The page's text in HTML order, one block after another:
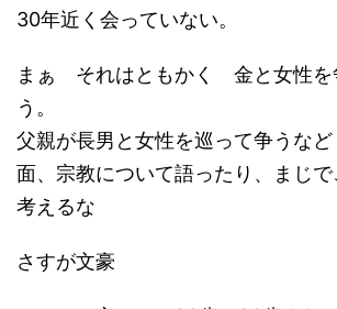
30年近く会っていない。
まぁ それはともかく 金と女性を
う。
父親が長男と女性を巡って争うな
面、宗教について語ったり、まじで
考えるな
さすが文豪